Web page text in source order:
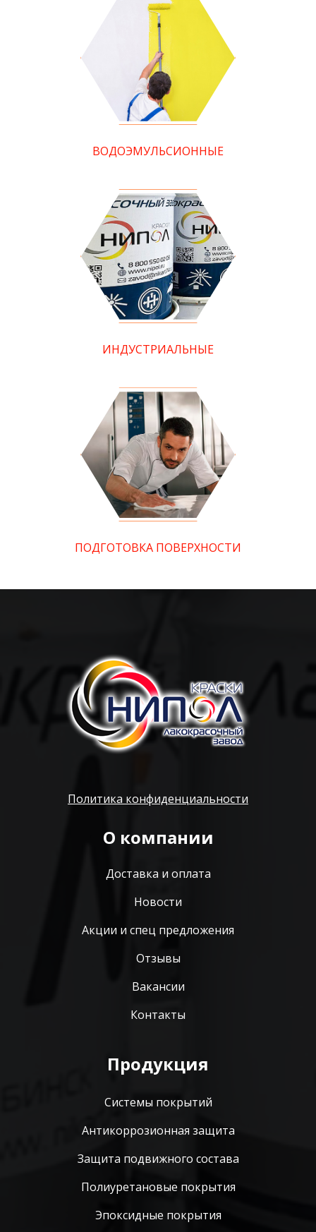
ВОДОЭМУЛЬСИОННЫЕ
ИНДУСТРИАЛЬНЫЕ
ПОДГОТОВКА ПОВЕРХНОСТИ
Политика конфиденциальности
О компании
Доставка и оплата
Новости
Акции и спец предложения
Отзывы
Вакансии
Контакты
Продукция
Системы покрытий
Антикоррозионная защита
Защита подвижного состава
Полиуретановые покрытия
Эпоксидные покрытия